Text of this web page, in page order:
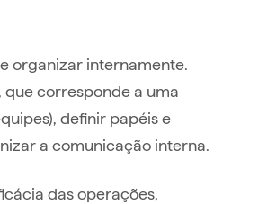
organizar internamente.
que corresponde a uma
definir papéis e
a comunicação interna.
das operações,